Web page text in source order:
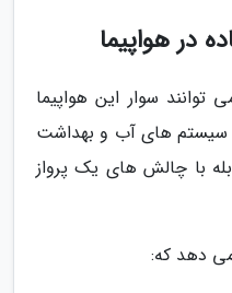
در هواپیما
سوار این هواپیما
سیستم های آب و بهداشت
با چالش های یک پرواز
دهد که: